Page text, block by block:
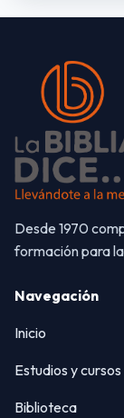
Desde 1970
formación para
Navegación
Inicio
Estudios y cursos
Biblioteca